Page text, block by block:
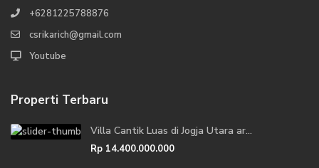
+6281225788876
csrikarich@gmail.com
Youtube
Properti Terbaru
Villa Cantik Luas di Jogja Utara ar...
Rp 14.400.000.000